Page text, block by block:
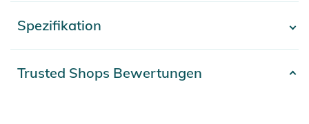
- Unisex-Stil
- Leichte Socke
- Leichte Fersen- und Zehendämpfung
Spezifikation
Trusted Shops Bewertungen